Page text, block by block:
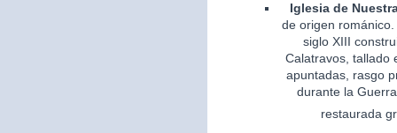
Iglesia de
deorigen
siglo XIII
Calatravos, tallado
apuntadas, rasgo
durante la
restaurada